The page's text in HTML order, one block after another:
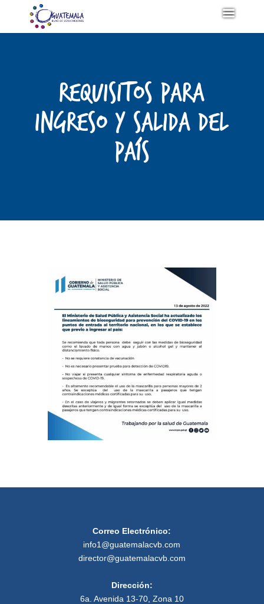
Requisitos para
ingreso y salida del
país
Correo Electrónico:
info1@guatemalacvb.com
director@guatemalacvb.com
Dirección:
6a. Avenida 13-70, Zona 10